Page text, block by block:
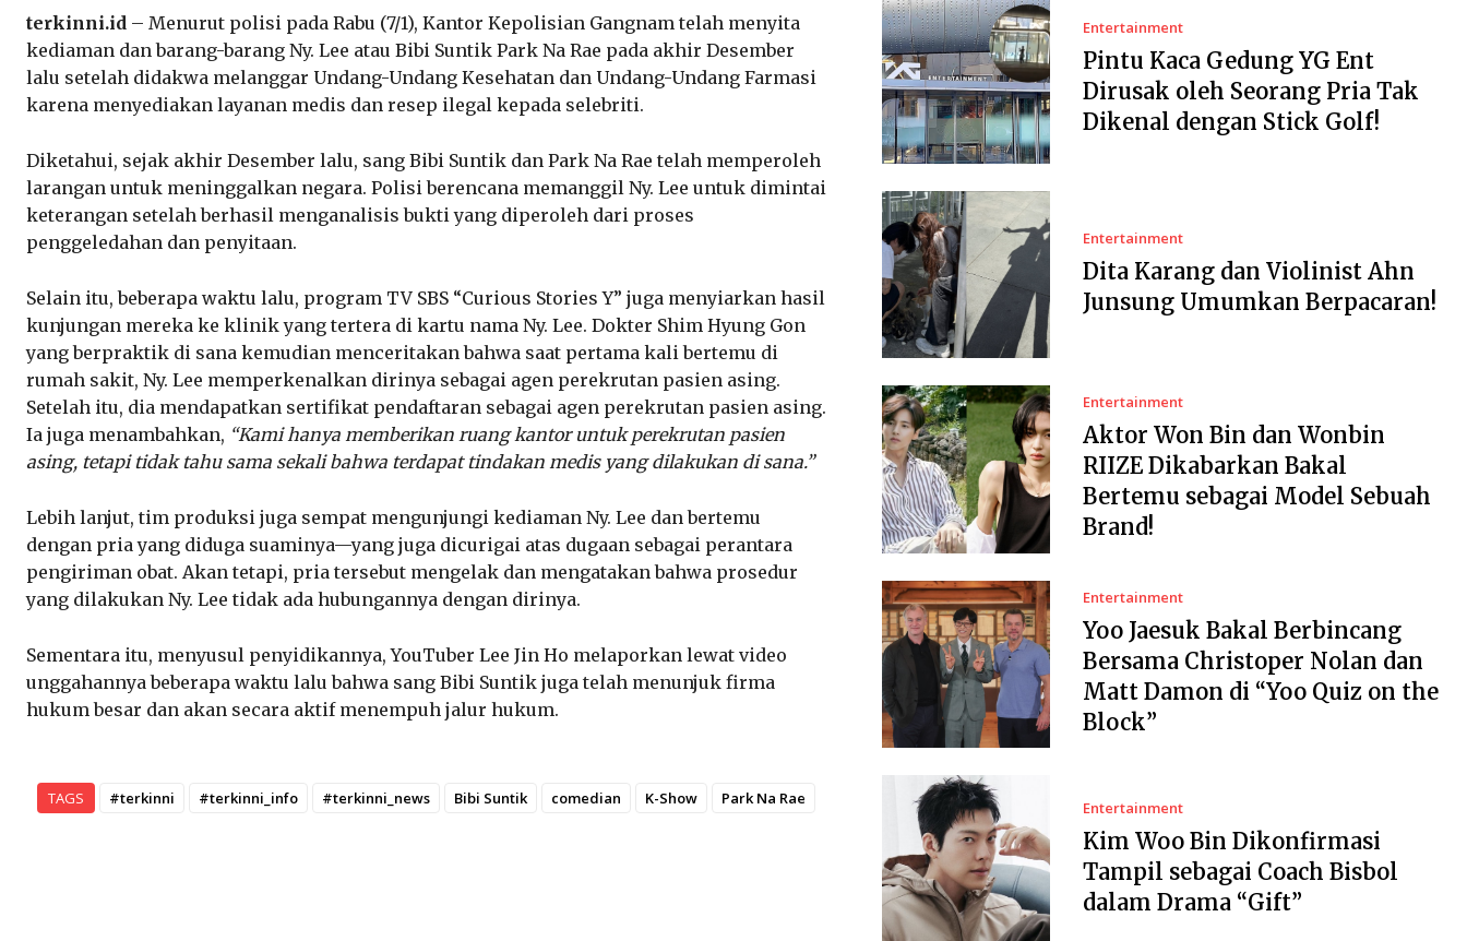
terkinni.id – Menurut polisi pada Rabu (7/1), Kantor Kepolisian Gangnam telah menyita
kediaman dan barang-barang Ny. Lee atau Bibi Suntik Park Na Rae pada akhir Desember
lalu setelah didakwa melanggar Undang-Undang Kesehatan dan Undang-Undang Farmasi
karena menyediakan layanan medis dan resep ilegal kepada selebriti.
Diketahui, sejak akhir Desember lalu, sang Bibi Suntik dan Park Na Rae telah memperoleh
larangan untuk meninggalkan negara. Polisi berencana memanggil Ny. Lee untuk dimintai
keterangan setelah berhasil menganalisis bukti yang diperoleh dari proses
penggeledahan dan penyitaan.
Selain itu, beberapa waktu lalu, program TV SBS “Curious Stories Y” juga menyiarkan hasil
kunjungan mereka ke klinik yang tertera di kartu nama Ny. Lee. Dokter Shim Hyung Gon
yang berpraktik di sana kemudian menceritakan bahwa saat pertama kali bertemu di
rumah sakit, Ny. Lee memperkenalkan dirinya sebagai agen perekrutan pasien asing.
Setelah itu, dia mendapatkan sertifikat pendaftaran sebagai agen perekrutan pasien asing.
Ia juga menambahkan, “Kami hanya memberikan ruang kantor untuk perekrutan pasien
asing, tetapi tidak tahu sama sekali bahwa terdapat tindakan medis yang dilakukan di sana.”
Lebih lanjut, tim produksi juga sempat mengunjungi kediaman Ny. Lee dan bertemu
dengan pria yang diduga suaminya—yang juga dicurigai atas dugaan sebagai perantara
pengiriman obat. Akan tetapi, pria tersebut mengelak dan mengatakan bahwa prosedur
yang dilakukan Ny. Lee tidak ada hubungannya dengan dirinya.
Sementara itu, menyusul penyidikannya, YouTuber Lee Jin Ho melaporkan lewat video
unggahannya beberapa waktu lalu bahwa sang Bibi Suntik juga telah menunjuk firma
hukum besar dan akan secara aktif menempuh jalur hukum.
TAGS #terkinni #terkinni_info #terkinni_news Bibi Suntik comedian K-Show Park Na Rae
Entertainment
Pintu Kaca Gedung YG Ent
Dirusak oleh Seorang Pria Tak
Dikenal dengan Stick Golf!
Entertainment
Dita Karang dan Violinist Ahn
Junsung Umumkan Berpacaran!
Entertainment
Aktor Won Bin dan Wonbin
RIIZE Dikabarkan Bakal
Bertemu sebagai Model Sebuah
Brand!
Entertainment
Yoo Jaesuk Bakal Berbincang
Bersama Christoper Nolan dan
Matt Damon di “Yoo Quiz on the
Block”
Entertainment
Kim Woo Bin Dikonfirmasi
Tampil sebagai Coach Bisbol
dalam Drama “Gift”